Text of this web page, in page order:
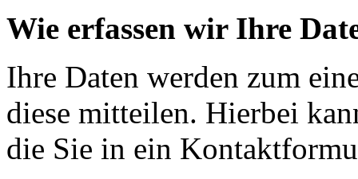
Wie erfassen wir Ihre
Ihre Daten werden zum
diese mitteilen. Hierbei
die Sie in ein